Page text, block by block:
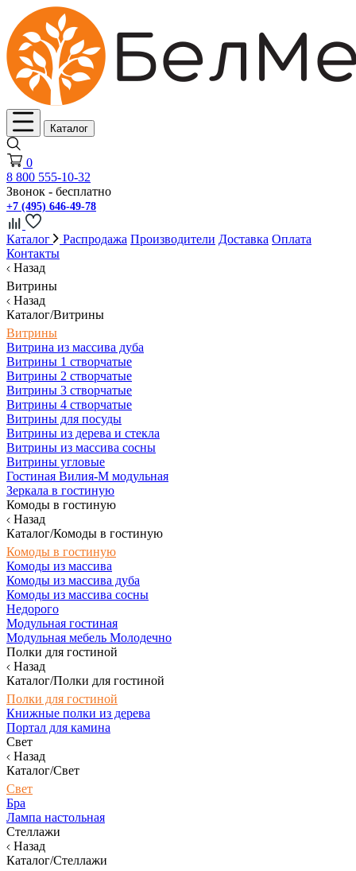
Каталог
0
8 800 555-10-32
Звонок - бесплатно
+7 (495) 646-49-78
Каталог Распродажа Производители Доставка Оплата
Контакты
Назад
Витрины
Назад
Каталог/Витрины
Витрины
Витрина из массива дуба
Витрины 1 створчатые
Витрины 2 створчатые
Витрины 3 створчатые
Витрины 4 створчатые
Витрины для посуды
Витрины из дерева и стекла
Витрины из массива сосны
Витрины угловые
Гостиная Вилия-М модульная
Зеркала в гостиную
Комоды в гостиную
Назад
Каталог/Комоды в гостиную
Комоды в гостиную
Комоды из массива
Комоды из массива дуба
Комоды из массива сосны
Недорого
Модульная гостиная
Модульная мебель Молодечно
Полки для гостиной
Назад
Каталог/Полки для гостиной
Полки для гостиной
Книжные полки из дерева
Портал для камина
Свет
Назад
Каталог/Свет
Свет
Бра
Лампа настольная
Стеллажи
Назад
Каталог/Стеллажи